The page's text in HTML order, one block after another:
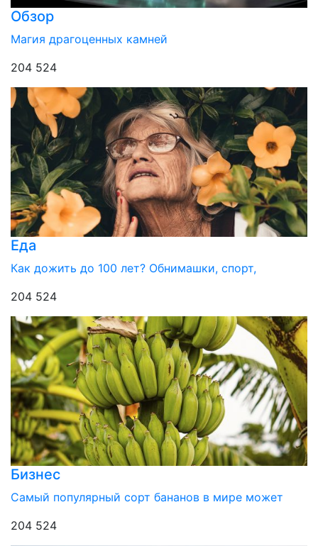
Обзор
Магия драгоценных камней
204 524
Еда
Как дожить до 100 лет? Обнимашки, спорт,
204 524
Бизнес
Самый популярный сорт бананов в мире может
204 524